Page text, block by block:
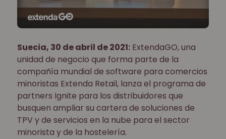
Suecia, 30 de abril de 2021:ExtendaGO, una
unidad de negocio que forma parte de la
compañía mundial de software para comercios
minoristas Extenda Retail, lanza el programa de
partners Ignite para los distribuidores que
busquen ampliar su cartera de soluciones de
TPV y de servicios en la nube para el sector
minorista y de la hostelería.